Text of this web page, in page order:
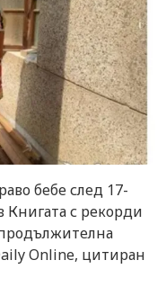
бебе след 17-
Книгата с рекорди
Online, цитиран